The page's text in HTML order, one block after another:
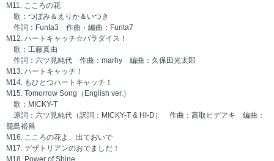
M11. こころの花
歌：つぼみ＆えりか＆いつき
作詞：Funta3 作曲・編曲：Funta7
M12. ハートキャッチ☆パラダイス！
歌：工藤真由
作詞：六ツ見純代 作曲：marhy 編曲：久保田光太郎
M13. ハートキャッチ！
M14. もひとつハートキャッチ！
M15. Tomorrow Song（English ver.）
歌：MICKY-T
原詞：六ツ見純代（訳詞：MICKY-T & HI-D） 作曲：高取ヒデアキ 編曲：
籠島裕昌
M16. こころの花よ、出ておいで
M17. デザトリアンのおでましだ！
M18. Power of Shine